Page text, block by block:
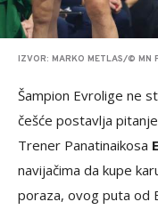
IZVOR: MARKO METLAS/© MN
Šampion Evrolige ne
češće postavlja
Trener Panatinaikosa
navijačima da kupe
poraza, ovog puta od